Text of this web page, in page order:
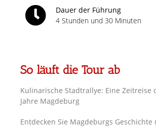
Dauer der Führung
4 Stunden und 30 Minuten
So läuft die Tour ab
Kulinarische Stadtrallye: Eine Zeitreise
Jahre Magdeburg
Entdecken Sie Magdeburgs Geschichte